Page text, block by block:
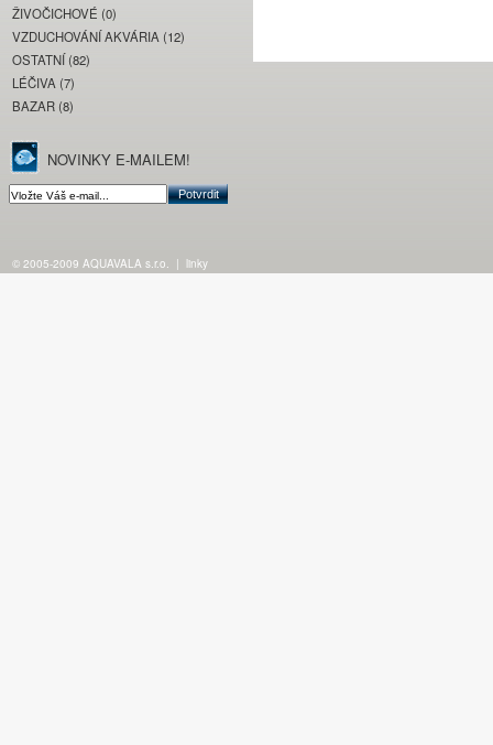
ŽIVOČICHOVÉ (0)
VZDUCHOVÁNÍ AKVÁRIA (12)
OSTATNÍ (82)
LÉČIVA (7)
BAZAR (8)
NOVINKY E-MAILEM!
© 2005-2009 AQUAVALA s.r.o. | linky